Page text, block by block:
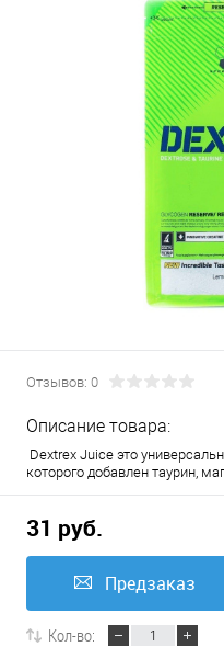
Отзывов: 0
Описание товара:
Dextrex Juice это
которого добавлен таурин,
31 руб.
Предзаказ
Кол-во: